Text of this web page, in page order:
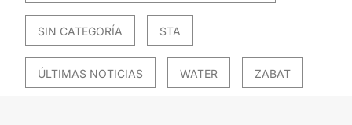
SIN CATEGORÍA STA
ÚLTIMAS NOTICIAS WATER ZABAT